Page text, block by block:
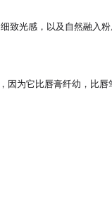
致光感，以及自然融入
为它比唇膏纤幼，比唇